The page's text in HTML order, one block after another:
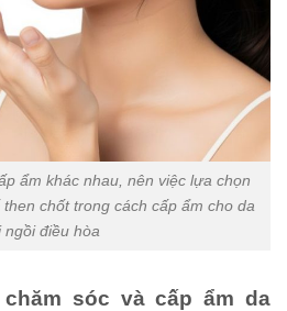
ẩm khác nhau, nên việc lựa chọn
chốt trong cách cấp ẩm cho da
ngồi điều hòa
sóc và cấp ẩm da